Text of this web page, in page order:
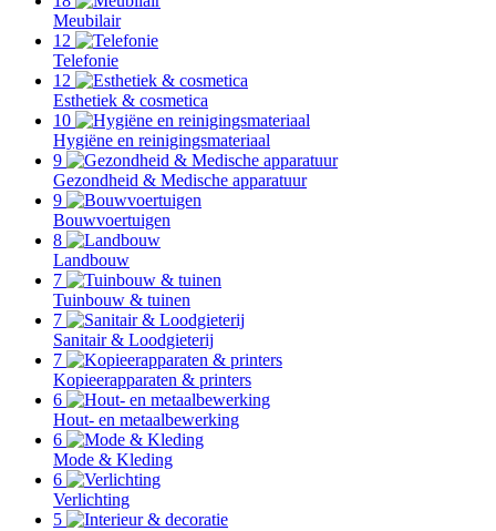
Meubilair
12
Telefonie
12
Esthetiek & cosmetica
10
Hygiëne en reinigingsmateriaal
9
Gezondheid & Medische apparatuur
9
Bouwvoertuigen
8
Landbouw
7
Tuinbouw & tuinen
7
Sanitair & Loodgieterij
7
Kopieerapparaten & printers
6
Hout- en metaalbewerking
6
Mode & Kleding
6
Verlichting
5